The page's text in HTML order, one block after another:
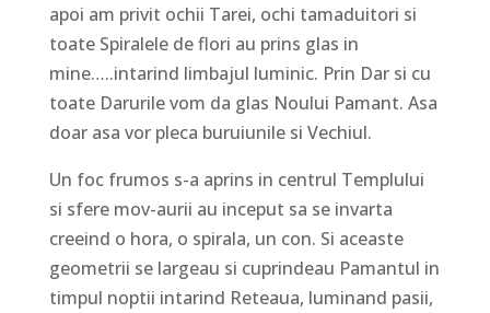
apoi am privit ochii Tarei, ochi tamaduitori si
toate Spiralele de flori au prins glas in
mine…..intarind limbajul luminic. Prin Dar si cu
toate Darurile vom da glas Noului Pamant. Asa
doar asa vor pleca buruiunile si Vechiul.
Un foc frumos s-a aprins in centrul Templului
si sfere mov-aurii au inceput sa se invarta
creeind o hora, o spirala, un con. Si aceaste
geometrii se largeau si cuprindeau Pamantul in
timpul noptii intarind Reteaua, luminand pasii,